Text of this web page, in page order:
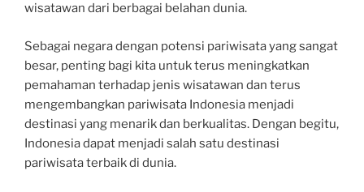
wisatawan dari berbagai belahan dunia.
Sebagai negara dengan potensi pariwisata yang sangat
besar, penting bagi kita untuk terus meningkatkan
pemahaman terhadap jenis wisatawan dan terus
mengembangkan pariwisata Indonesia menjadi
destinasi yang menarik dan berkualitas. Dengan begitu,
Indonesia dapat menjadi salah satu destinasi
pariwisata terbaik di dunia.